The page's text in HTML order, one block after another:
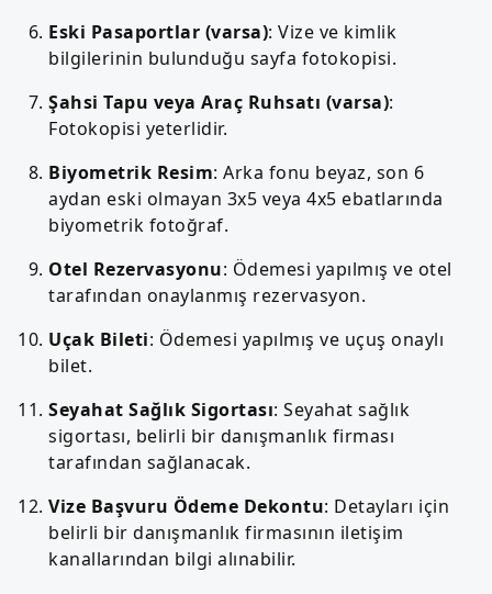
Eski Pasaportlar (varsa): Vize ve kimlik
bilgilerinin bulunduğu sayfa fotokopisi.
Şahsi Tapu veya Araç Ruhsatı (varsa):
Fotokopisi yeterlidir.
Biyometrik Resim: Arka fonu beyaz, son 6
aydan eski olmayan 3x5 veya 4x5 ebatlarında
biyometrik fotoğraf.
Otel Rezervasyonu: Ödemesi yapılmış ve otel
tarafından onaylanmış rezervasyon.
Uçak Bileti: Ödemesi yapılmış ve uçuş onaylı
bilet.
Seyahat Sağlık Sigortası: Seyahat sağlık
sigortası, belirli bir danışmanlık firması
tarafından sağlanacak.
Vize Başvuru Ödeme Dekontu: Detayları için
belirli bir danışmanlık firmasının iletişim
kanallarından bilgi alınabilir.